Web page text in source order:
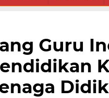
Guru
Didik